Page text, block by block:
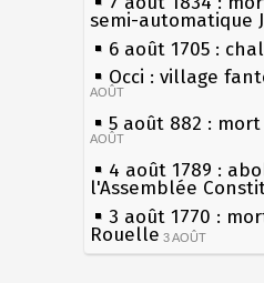
semi-automatique
6 août 1705 :
Occi : village
AOÛT
5 août 882 :
AOÛT
4 août 1789 :
l'Assemblée
3 août 1770 :
Rouelle 3 AOÛT
Musée Jean de